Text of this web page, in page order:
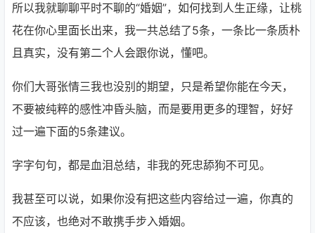
所以我就聊聊平时不聊的“婚姻”，如何找到人生正缘，让桃
花在你心里面长出来，我一共总结了5条，一条比一条质朴
且真实，没有第二个人会跟你说，懂吧。
你们大哥张情三我也没别的期望，只是希望你能在今天，
不要被纯粹的感性冲昏头脑，而是要用更多的理智，好好
过一遍下面的5条建议。
字字句句，都是血泪总结，非我的死忠舔狗不可见。
我甚至可以说，如果你没有把这些内容给过一遍，你真的
不应该，也绝对不敢携手步入婚姻。